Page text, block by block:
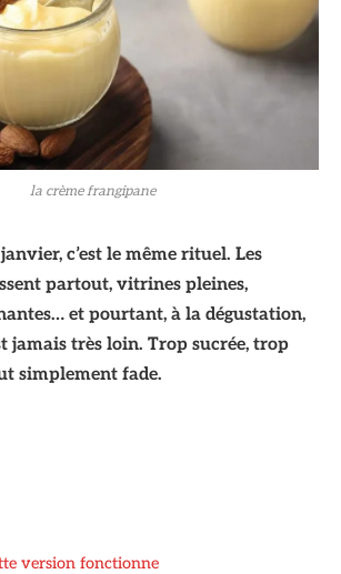
la crème frangipane
c’est le même rituel. Les
partout, vitrines pleines,
et pourtant, à la dégustation,
jamais très loin. Trop sucrée, trop
simplement fade.
version fonctionne